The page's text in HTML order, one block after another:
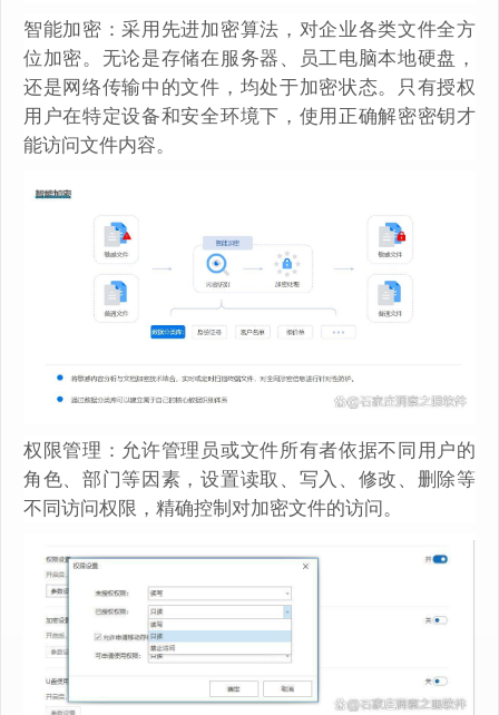
智能加密：采用先进加密算法，对企业各类文件全方
位加密。无论是存储在服务器、员工电脑本地硬盘，
还是网络传输中的文件，均处于加密状态。只有授权
用户在特定设备和安全环境下，使用正确解密密钥才
能访问文件内容。
权限管理：允许管理员或文件所有者依据不同用户的
角色、部门等因素，设置读取、写入、修改、删除等
不同访问权限，精确控制对加密文件的访问。